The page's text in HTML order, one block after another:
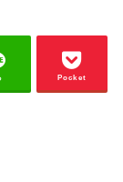
Pocket